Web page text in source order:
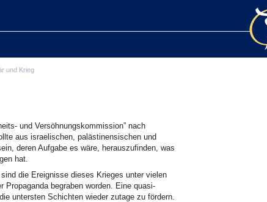
und Krieg
und Versöhnungskommission” nach
aus israelischen, palästinensischen und
deren Aufgabe es wäre, herauszufinden, was
hat.
die Ereignisse dieses Krieges unter vielen
begraben worden. Eine quasi-
untersten Schichten wieder zutage zu fördern.